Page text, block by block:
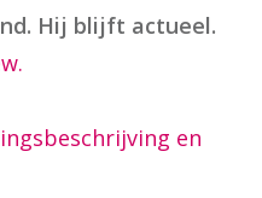
Hij blijft actueel.
en